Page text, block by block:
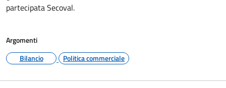
partecipata Secoval.
Argomenti
Bilancio
Politica commerciale